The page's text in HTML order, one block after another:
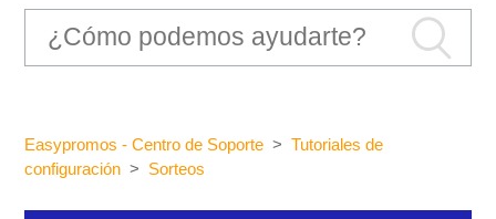
Easypromos - Centro de Soporte
Tutoriales de
configuración
Sorteos